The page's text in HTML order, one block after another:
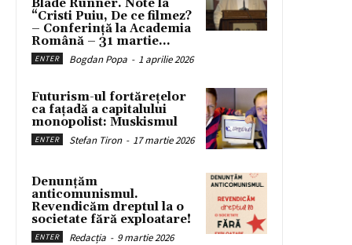
Blade Runner. Note la
“Cristi Puiu, De ce filmez?
– Conferință la Academia
Română – 31 martie...
ENTER Bogdan Popa - 1 aprilie 2026
Futurism-ul fortărețelor
ca fațadă a capitalului
monopolist: Muskismul
ENTER Stefan Tiron - 17 martie 2026
Denunțăm
anticomunismul.
Revendicăm dreptul la o
societate fără exploatare!
ENTER Redacția - 9 martie 2026